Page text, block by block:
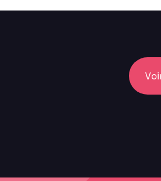
Retrouve tout ça en